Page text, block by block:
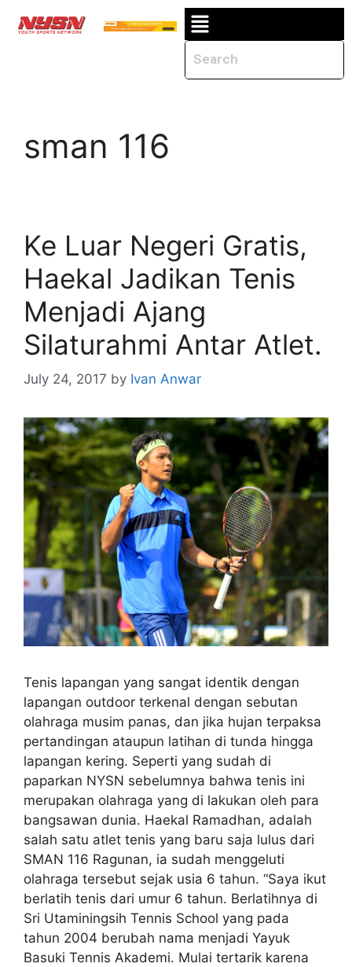
sman 116
Ke Luar Negeri Gratis,
Haekal Jadikan Tenis
Menjadi Ajang
Silaturahmi Antar Atlet.
July 24, 2017 by Ivan Anwar
Tenis lapangan yang sangat identik dengan
lapangan outdoor terkenal dengan sebutan
olahraga musim panas, dan jika hujan terpaksa
pertandingan ataupun latihan di tunda hingga
lapangan kering. Seperti yang sudah di
paparkan NYSN sebelumnya bahwa tenis ini
merupakan olahraga yang di lakukan oleh para
bangsawan dunia. Haekal Ramadhan, adalah
salah satu atlet tenis yang baru saja lulus dari
SMAN 116 Ragunan, ia sudah menggeluti
olahraga tersebut sejak usia 6 tahun. “Saya ikut
berlatih tenis dari umur 6 tahun. Berlatihnya di
Sri Utaminingsih Tennis School yang pada
tahun 2004 berubah nama menjadi Yayuk
Basuki Tennis Akademi. Mulai tertarik karena